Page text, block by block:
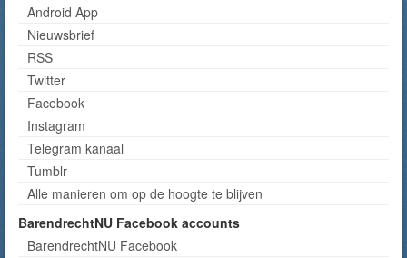
Android App
Nieuwsbrief
RSS
Twitter
Facebook
Instagram
Telegram kanaal
Tumblr
Alle manieren om op de hoogte te blijven
BarendrechtNU Facebook accounts
BarendrechtNU Facebook